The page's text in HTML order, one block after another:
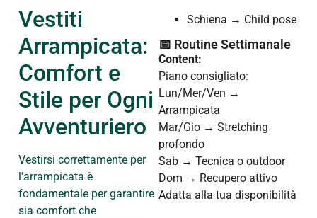
Vestiti
Arrampicata:
Comfort e
Stile per Ogni
Avventuriero
Vestirsi correttamente per
l’arrampicata è
fondamentale per garantire
sia comfort che
Schiena → Child pose
📅 Routine Settimanale
Content:
Piano consigliato:
Lun/Mer/Ven →
Arrampicata
Mar/Gio → Stretching
profondo
Sab → Tecnica o outdoor
Dom → Recupero attivo
Adatta alla tua disponibilità